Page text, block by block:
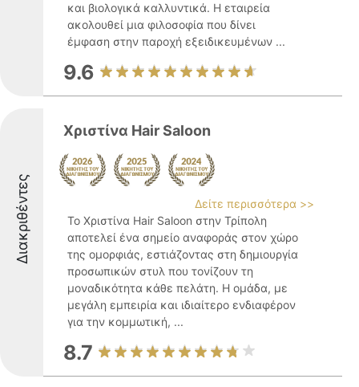
και βιολογικά καλλυντικά. Η εταιρεία
ακολουθεί μια φιλοσοφία που δίνει
έμφαση στην παροχή εξειδικευμένων ...
9.6
Διακριθέντες
Χριστίνα Hair Saloon
Δείτε περισσότερα >>
Το Χριστίνα Hair Saloon στην Τρίπολη
αποτελεί ένα σημείο αναφοράς στον χώρο
της ομορφιάς, εστιάζοντας στη δημιουργία
προσωπικών στυλ που τονίζουν τη
μοναδικότητα κάθε πελάτη. Η ομάδα, με
μεγάλη εμπειρία και ιδιαίτερο ενδιαφέρον
για την κομμωτική, ...
8.7